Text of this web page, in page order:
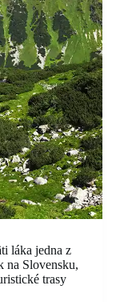
láka jedna z
na Slovensku,
trasy